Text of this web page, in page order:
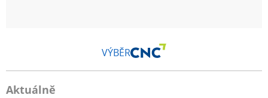
VÝBĚR
Aktuálně